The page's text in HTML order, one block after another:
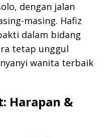
dengan jalan
masing. Hafiz
dalam bidang
tetap unggul
wanita terbaik
Harapan &